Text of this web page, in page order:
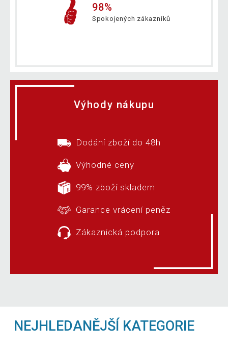
98%
Spokojených zákazníků
Výhody nákupu
Dodání zboží do 48h
Výhodné ceny
99% zboží skladem
Garance vrácení peněz
Zákaznická podpora
NEJHLEDANĚJŠÍ KATEGORIE